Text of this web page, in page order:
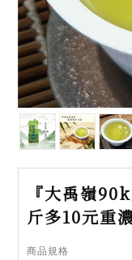
『大禹嶺
斤多10元重
商品規格